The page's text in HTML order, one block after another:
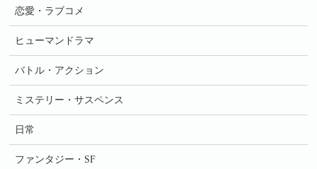
恋愛・ラブコメ
ヒューマンドラマ
バトル・アクション
ミステリー・サスペンス
日常
ファンタジー・SF